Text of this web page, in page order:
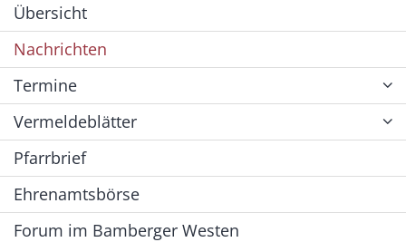
Übersicht
Nachrichten
Termine
Vermeldeblätter
Pfarrbrief
Ehrenamtsbörse
Forum im Bamberger Westen